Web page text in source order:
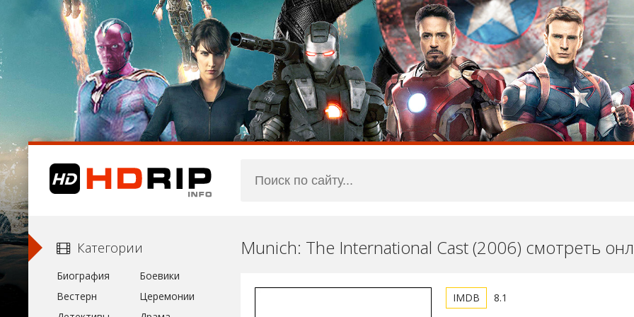
Munich: The International Cast (2006) смотреть
8.1
Категории
Биография
Боевики
Вестерн
Церемонии